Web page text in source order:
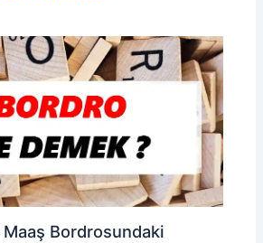
Bordrosundaki